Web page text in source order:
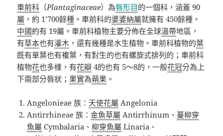
車前科 （Plantaginaceae）為唇形目的一個科，涵蓋 90
屬 ，約 1’700餘種 。車前科的婆婆納屬就擁有 450餘種。
中國約有 19屬。車前科植物主要分佈在全球溫帶地區，
有草本也有灌木 ，還有幾種是水生植物。車前科植物的葉
既有單葉也有複葉，有對生的也有螺旋式排列的；車前科
植物花也多樣，有花瓣 4的也有 5～8的，一般花冠分為上
下兩部分唇狀； 果實為蒴果 。
Angelonieae族： 天使花屬 Angelonia
Antirrhineae族：金魚草屬 Antirrhinum 、 蔓柳穿
魚屬 Cymbalaria 、柳穿魚屬 Linaria 、